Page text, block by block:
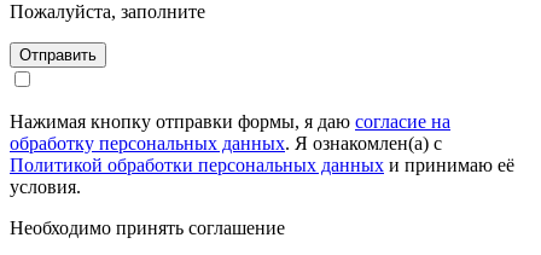
Пожалуйста, заполните
Отправить
Нажимая кнопку отправки формы, я даю согласие на
обработку персональных данных. Я ознакомлен(а) с
Политикой обработки персональных данных и принимаю её
условия.
Необходимо принять соглашение